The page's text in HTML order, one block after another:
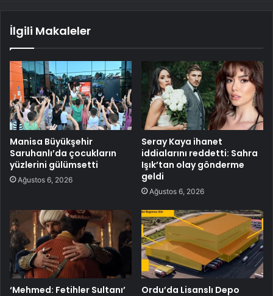
İlgili Makaleler
Manisa Büyükşehir
Saruhanlı’da çocukların
yüzlerini gülümsetti
Ağustos 6, 2026
Seray Kaya ihanet
iddialarını reddetti: Sahra
Işık’tan olay gönderme
geldi
Ağustos 6, 2026
‘Mehmed: Fetihler Sultanı’
Ordu’da Lisanslı Depo